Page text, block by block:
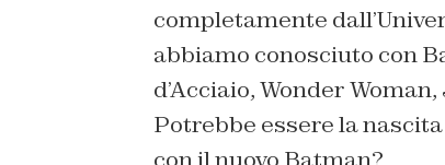
completamente
abbiamo conosciuto con
d’Acciaio,Wonder Woman,
Potrebbe essere la
con il nuovo Batman?